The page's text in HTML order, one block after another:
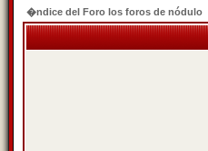
�ndice del Foro los foros de nódulo